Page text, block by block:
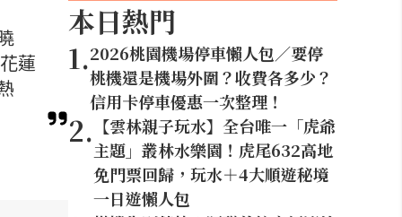
蓮
本日熱門
1.2026桃園機場停車懶人包／要停
桃機還是機場外圍？收費各多少？
信用卡停車優惠一次整理！
2. 【雲林親子玩水】全台唯一「虎爺
主題」叢林水樂園！虎尾632高地
免門票回歸，玩水＋4大順遊秘境
一日遊懶人包